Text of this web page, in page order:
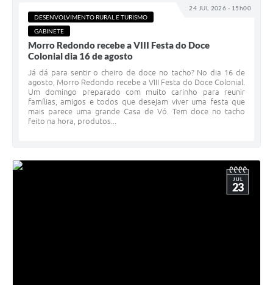
24 JUL 2026 - 15h00
DESENVOLVIMENTO RURAL E TURISMO
GABINETE
Morro Redondo recebe a VIII Festa do Doce
Colonial dia 16 de agosto
Já dá para sentir o cheiro de doce no tacho? No dia 16 de
agosto, Morro Redondo recebe a VIII Festa do Doce Colonial.
Um domingo preparado com muito carinho para reunir
famílias, amigos e todos que desejam viver uma festa que
mais parece uma grande Casa de Vó. Tem doce no tacho
feito na hora, produtos...
JUL
23